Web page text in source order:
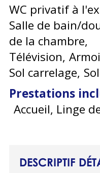
WC privatif à
Salle de bain/
de la chambre
Télévision
Sol carrelage
Prestations
Accueil, Linge
DESCRIPTIF